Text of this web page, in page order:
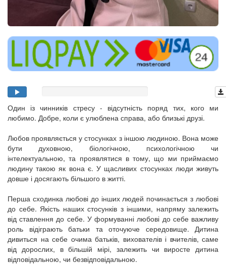
Один із чинників стресу - відсутність поряд тих, кого ми
любимо. Добре, коли є улюблена справа, або близькі друзі.
Любов проявляється у стосунках з іншою людиною. Вона може
бути духовною, біологічною, психологічною чи
інтелектуальною, та проявлятися в тому, що ми приймаємо
людину такою як вона є. У щасливих стосунках люди живуть
довше і досягають більшого в житті.
Перша сходинка любові до інших людей починається з любові
до себе. Якість наших стосунків з іншими, напряму залежить
від ставлення до себе. У формуванні любові до себе важливу
роль відіграють батьки та оточуюче середовище. Дитина
дивиться на себе очима батьків, вихователів і вчителів, саме
від дорослих, в більшій мірі, залежить чи виросте дитина
відповідальною, чи безвідповідальною.